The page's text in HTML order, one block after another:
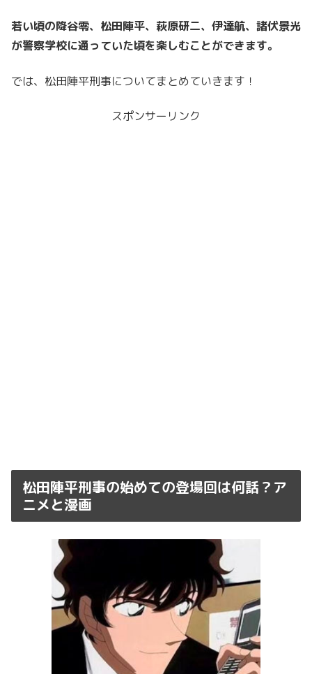
若い頃の降谷零、松田陣平、萩原研二、伊達航、諸伏景光
が警察学校に通っていた頃を楽しむことができます。
では、松田陣平刑事についてまとめていきます！
スポンサーリンク
松田陣平刑事の始めての登場回は何話？ア
ニメと漫画